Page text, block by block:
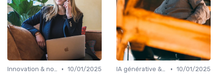
Innovation & nouveaux leviers marketing • 10/01/2025
IA générative & futur du marketing • 10/01/2025